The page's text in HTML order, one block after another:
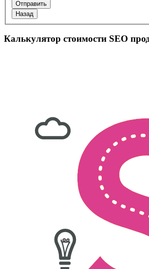
Назад
Калькулятор стоимости SEO